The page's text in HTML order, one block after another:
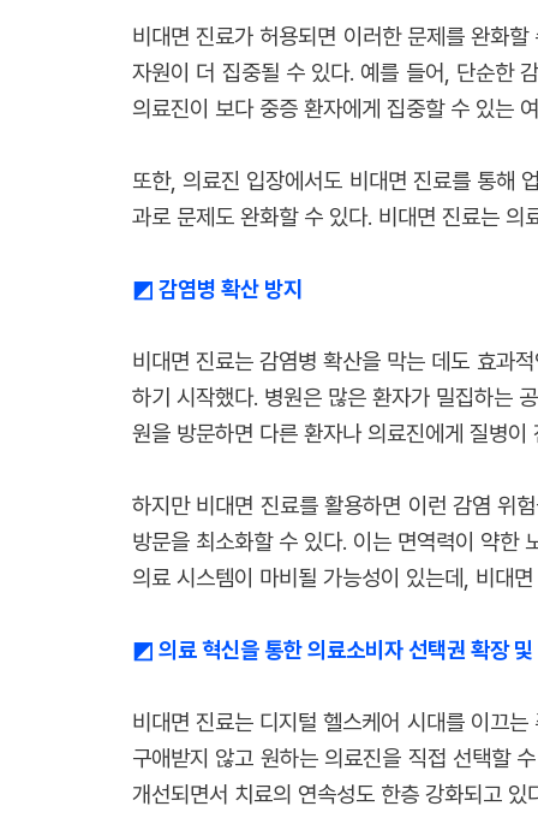
비대면 진료가 허용되면 이러한 문제를 완화
자원이 더 집중될 수 있다. 예를 들어, 단순한
의료진이 보다 중증 환자에게 집중할 수 있는
또한, 의료진 입장에서도 비대면 진료를 통해
과로 문제도 완화할 수 있다. 비대면 진료는
◩ 감염병 확산 방지
비대면 진료는 감염병 확산을 막는 데도 효과
하기 시작했다. 병원은 많은 환자가 밀집하는
원을 방문하면 다른 환자나 의료진에게 질병이
하지만 비대면 진료를 활용하면 이런 감염 위
방문을 최소화할 수 있다. 이는 면역력이 약한
의료 시스템이 마비될 가능성이 있는데, 비대
◩ 의료 혁신을 통한 의료소비자 선택권 확장
비대면 진료는 디지털 헬스케어 시대를 이끄
구애받지 않고 원하는 의료진을 직접 선택할
개선되면서 치료의 연속성도 한층 강화되고 있